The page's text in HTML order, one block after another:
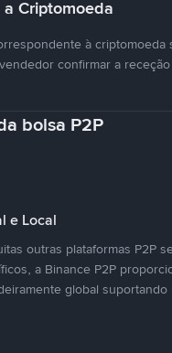
a Criptomoeda
à criptomoeda
confirmar a
bolsa P2P
e Local
outras plataformas P2P
a Binance P2P
global suportando